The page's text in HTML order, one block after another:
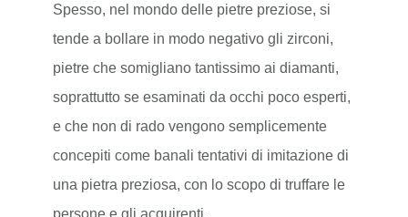
Spesso, nel mondo delle pietre preziose, si
tende a bollare in modo negativo gli zirconi,
pietre che somigliano tantissimo ai diamanti,
soprattutto se esaminati da occhi poco esperti,
e che non di rado vengono semplicemente
concepiti come banali tentativi di imitazione di
una pietra preziosa, con lo scopo di truffare le
persone e gli acquirenti.